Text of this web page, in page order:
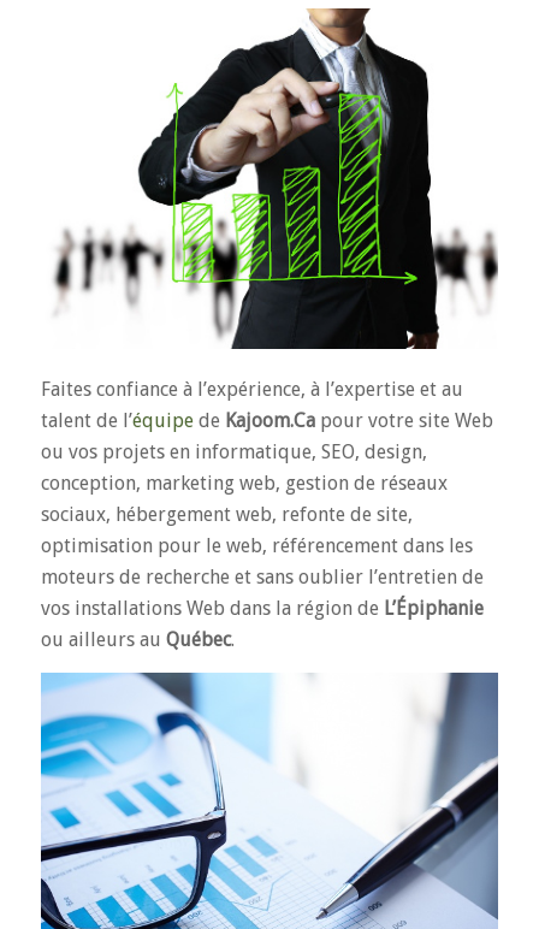
Faites confiance à l’expérience, à l’expertise et au
talent de l’équipede Kajoom.Capour votre site Web
ou vos projets en informatique, SEO, design,
conception, marketing web, gestion de réseaux
sociaux, hébergement web, refonte de site,
optimisation pour le web, référencement dans les
moteurs de recherche et sans oublier l’entretien de
vos installations Web dans la région de L’Épiphanie
ou ailleurs au Québec.